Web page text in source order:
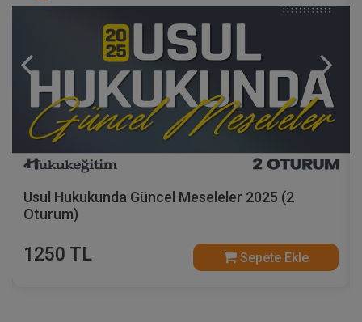
Usul Hukukunda Güncel Meseleler 2025 (2
Oturum)
1250 TL Sepete Ekle